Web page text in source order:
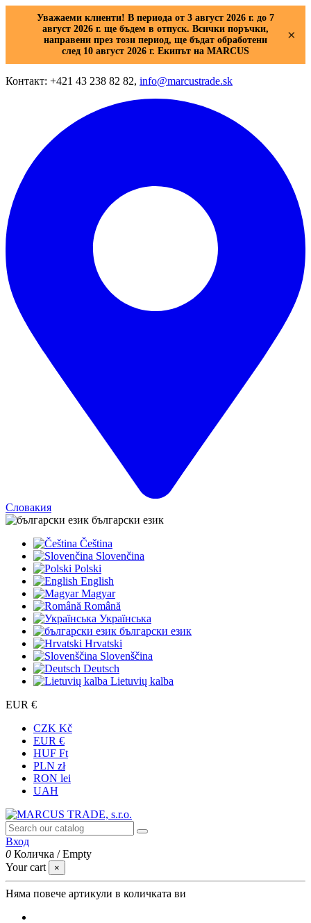
Уважаеми клиенти! В периода от 3 август 2026 г. до 7
август 2026 г. ще бъдем в отпуск. Всички поръчки,
направени през този период, ще бъдат обработени
след 10 август 2026 г. Екипът на MARCUS
×
Контакт: +421 43 238 82 82, info@marcustrade.sk
Словакия
български език
Čeština
Slovenčina
Polski
English
Magyar
Română
Українська
български език
Hrvatski
Slovenščina
Deutsch
Lietuvių kalba
EUR €
CZK Kč
EUR €
HUF Ft
PLN zł
RON lei
UAH
Вход
0 Количка /Empty
Your cart
×
Няма повече артикули в количката ви